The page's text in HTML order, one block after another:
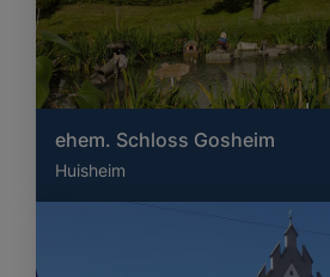
ehem. Schloss Gosheim
Huisheim